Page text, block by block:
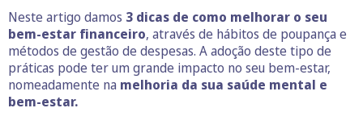
Neste artigo damos 3 dicas de como melhorar o seu
bem-estar financeiro, através de hábitos de poupança e
métodos de gestão de despesas. A adoção deste tipo de
práticas pode ter um grande impacto no seu bem-estar,
nomeadamente na melhoria da sua saúde mental e
bem-estar.